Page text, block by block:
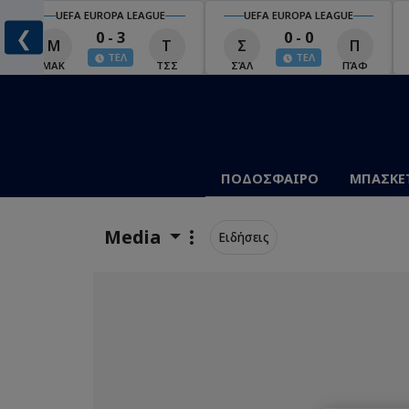
❮
UEFA EUROPA LEAGUE
Μ
ΜΑΚ
0 - 3
ΤΕΛ
Τ
ΤΣΣ
UEFA EUROPA LEAGUE
Σ
ΣΆΛ
0 - 0
ΤΕΛ
Π
ΠΆΦ
ΠΟΔΟΣΦΑΙΡΟ
Media Ειδήσεις